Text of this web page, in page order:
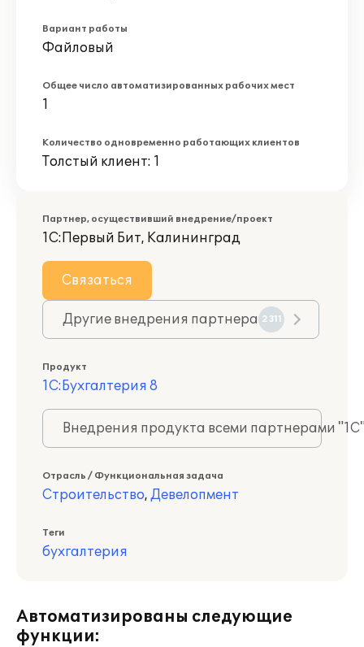
Вариант работы
Файловый
Общее число автоматизированных рабочих мест
1
Количество одновременно работающих клиентов
Толстый клиент: 1
Партнер, осуществивший внедрение/проект
1С:Первый Бит, Калининград
Связаться
Другие внедрения партнера 2311
Продукт
1С:Бухгалтерия 8
Внедрения продукта всеми партнерами
Отрасль / Функциональная задача
Строительство, Девелопмент
Теги
бухгалтерия
Автоматизированы следующие
функции: